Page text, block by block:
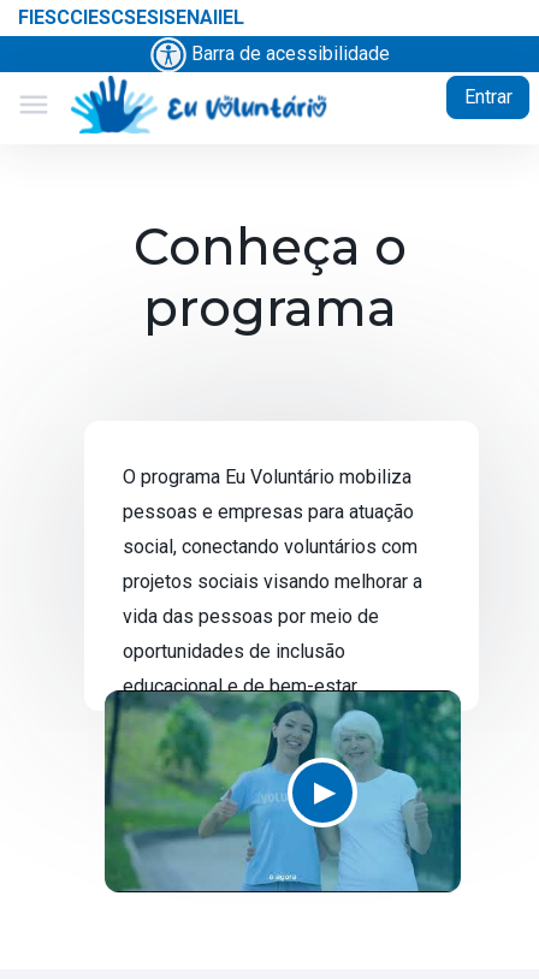
FIESCCIESCSESISENAIIEL
Barra de acessibilidade
menu Entrar
Conheça o
programa
O programa Eu Voluntário mobiliza
pessoas e empresas para atuação
social, conectando voluntários com
projetos sociais visando melhorar a
vida das pessoas por meio de
oportunidades de inclusão
educacional e de bem-estar.
▶